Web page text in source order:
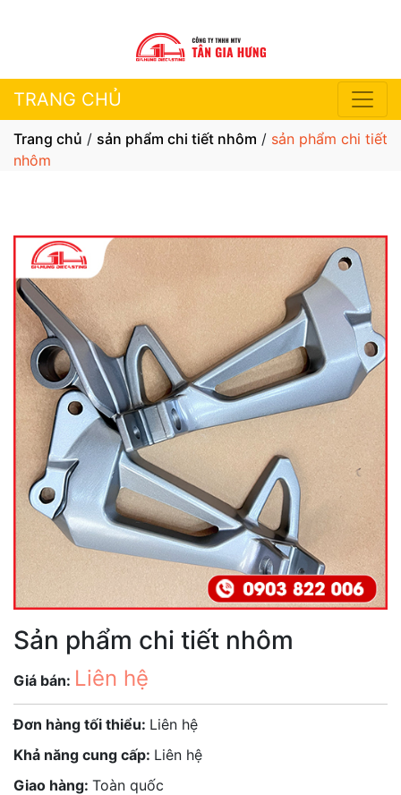
TRANG CHỦ
Trang chủ / sản phẩm chi tiết nhôm / sản phẩm chi tiết
nhôm
Sản phẩm chi tiết nhôm
Giá bán: Liên hệ
Đơn hàng tối thiểu: Liên hệ
Khả năng cung cấp: Liên hệ
Giao hàng: Toàn quốc